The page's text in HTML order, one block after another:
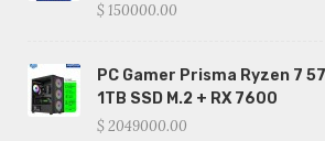
$ 150000.00
PC Gamer Prisma Ryzen 7
1TB SSD M.2 + RX 7600
$ 2049000.00